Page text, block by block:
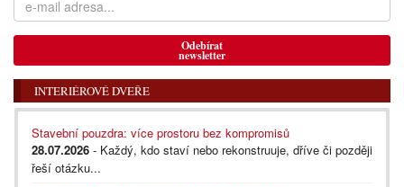
Odebírat
newsletter
INTERIÉROVÉ DVEŘE
Stavební pouzdra: více prostoru bez kompromisů
28.07.2026 - Každý, kdo staví nebo rekonstruuje, dříve či později
řeší otázku...